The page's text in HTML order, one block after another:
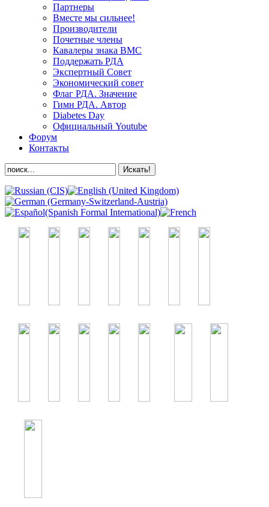
Партнеры
Вместе мы сильнее!
Производители
Почетные члены
Кавалеры знака ВМС
Поддержать РДА
Экспертный Совет
Экономический совет
Флаг РДА. Значение
Гимн РДА. Автор
Diabetes Day
Официальный Youtube
Форум
Контакты